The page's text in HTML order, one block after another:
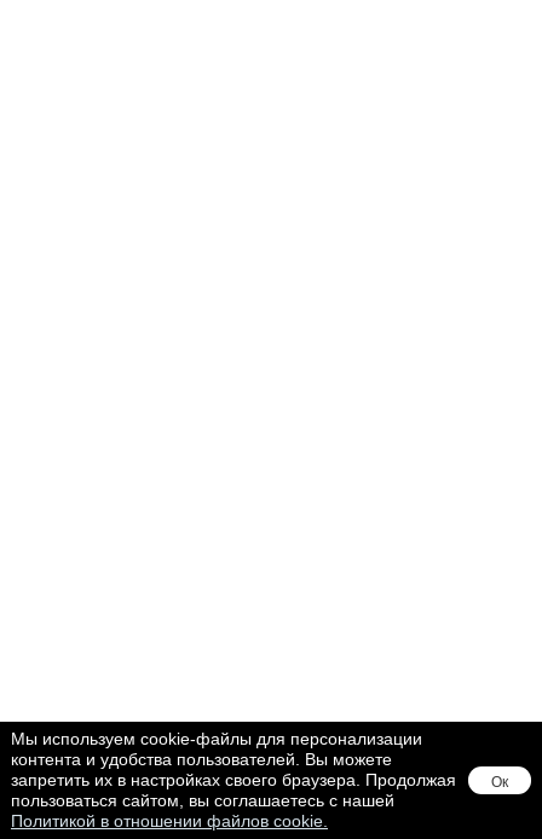
Мы используем cookie-файлы для персонализации
контента и удобства пользователей. Вы можете
запретить их в настройках своего браузера. Продолжая
пользоваться сайтом, вы соглашаетесь с нашей
Политикой в отношении файлов cookie.
Ок